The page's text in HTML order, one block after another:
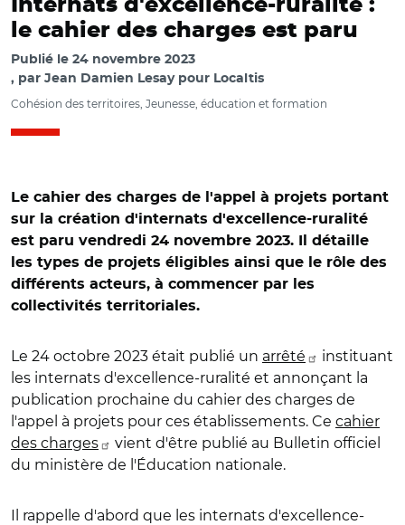
Internats d'excellence-ruralité :
le cahier des charges est paru
Publié le 24 novembre 2023
par Jean Damien Lesay pour Localtis
Cohésion des territoires, Jeunesse, éducation et formation
Le cahier des charges de l'appel à projets portant
sur la création d'internats d'excellence-ruralité
est paru vendredi 24 novembre 2023. Il détaille
les types de projets éligibles ainsi que le rôle des
différents acteurs, à commencer par les
collectivités territoriales.
Le 24 octobre 2023 était publié un arrêté
instituant
les internats d'excellence-ruralité et annonçant la
publication prochaine du cahier des charges de
l'appel à projets pour ces établissements. Ce cahier
des charges
vient d'être publié au Bulletin officiel
du ministère de l'Éducation nationale.
Il rappelle d'abord que les internats d'excellence-